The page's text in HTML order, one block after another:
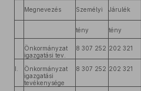
Megnevezés
Személyi Járulék
tény
tény
Önkormányzat
igazgatási tev.
8 307 252 202 321
I.
Önkormányzat
igazgatási
tevékenysége
8 307 252 202 321